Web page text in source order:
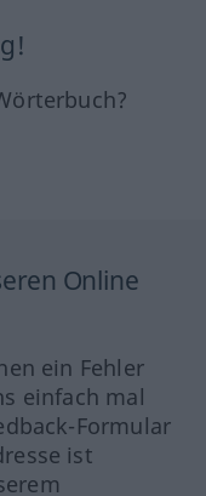
Online
ein Fehler
einfach mal
Formular
ist